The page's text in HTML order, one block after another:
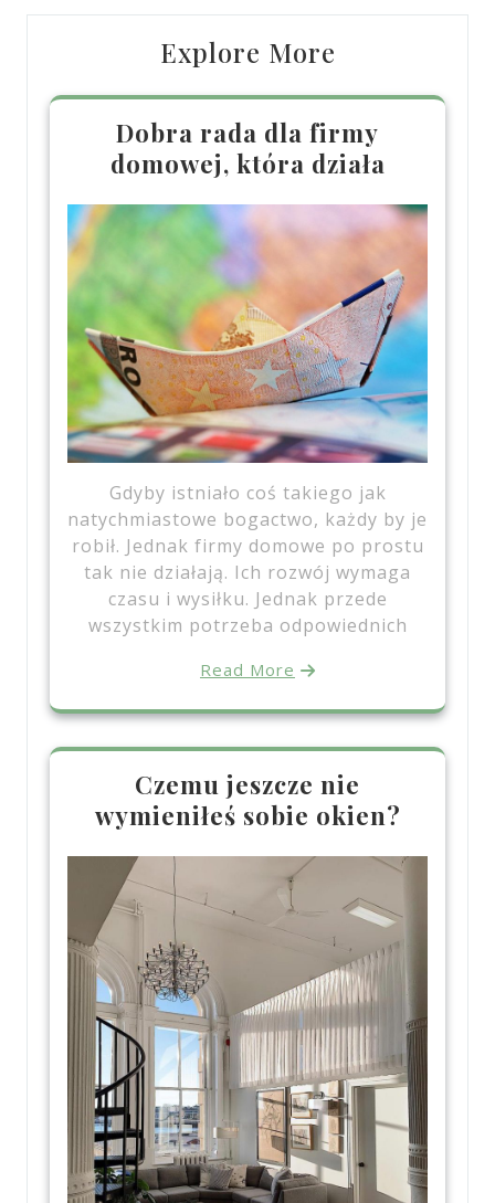
Explore More
Dobra rada dla firmy
domowej, która działa
Gdyby istniało coś takiego jak
natychmiastowe bogactwo, każdy by je
robił. Jednak firmy domowe po prostu
tak nie działają. Ich rozwój wymaga
czasu i wysiłku. Jednak przede
wszystkim potrzeba odpowiednich
Read More
Czemu jeszcze nie
wymieniłeś sobie okien?